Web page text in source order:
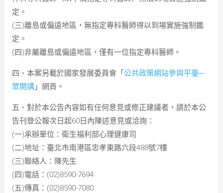
定。
(三)離島或偏遠地區，無指定專科醫師得以到場實施強制鑑
定。
(四)非屬離島或偏遠地區，僅有一位指定專科醫師。
四、本案另載於國家發展委員會「 公共政策網站參與平臺─
眾開講」網頁。
五、對於本公告內容如有任何意見或修正建議者，請於本公
告刊登公報次日起60日內陳述意見或洽詢：
(一)承辦單位：衛生福利部心理健康司
(二)地址：臺北市南港區忠孝東路六段488號7樓
(三)聯絡人：陳先生
(四)電話：(02)8590-7694
(五)傳真：(02)8590-7080